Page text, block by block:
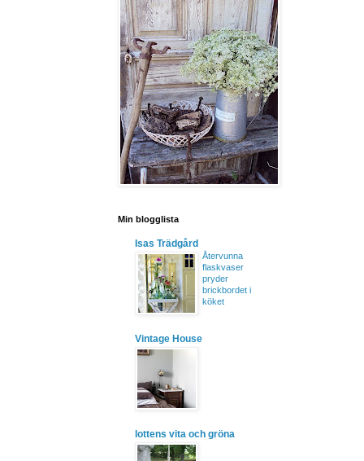
Min blogglista
Isas Trädgård
Återvunna
flaskvaser
pryder
brickbordet i
köket
Vintage House
lottens vita och gröna